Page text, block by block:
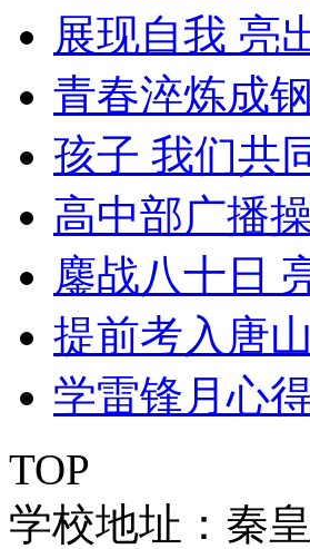
展现自我 亮
青春淬炼成钢
孩子 我们共
高中部广播
鏖战八十日
提前考入唐
学雷锋月心
TOP
学校地址：秦